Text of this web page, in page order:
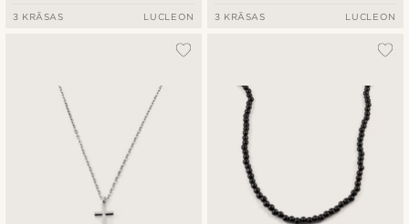
3 KRĀSAS LUCLEON 3 KRĀSAS LUCLEON